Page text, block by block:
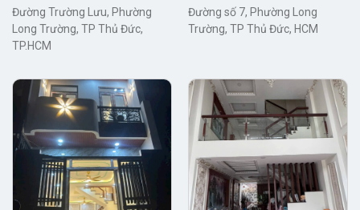
Đường Trường Lưu, Phường
Long Trường, TP Thủ Đức,
TP.HCM
Đường số 7, Phường Long
Trường, TP Thủ Đức, HCM